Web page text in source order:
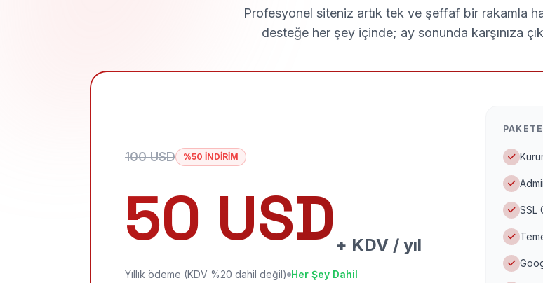
Profesyonel siteniz artık tek ve şeffaf bir rakamla
desteğe her şey içinde; ay sonunda karşınıza
100 USD %50 İNDİRİM
50 USD + KDV / yıl
Yıllık ödeme (KDV %20 dahil değil) Her Şey Dahil
SSL